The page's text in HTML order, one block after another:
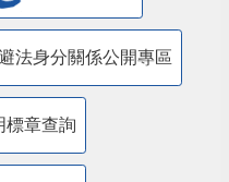
法身分關係公開專區
標章查詢